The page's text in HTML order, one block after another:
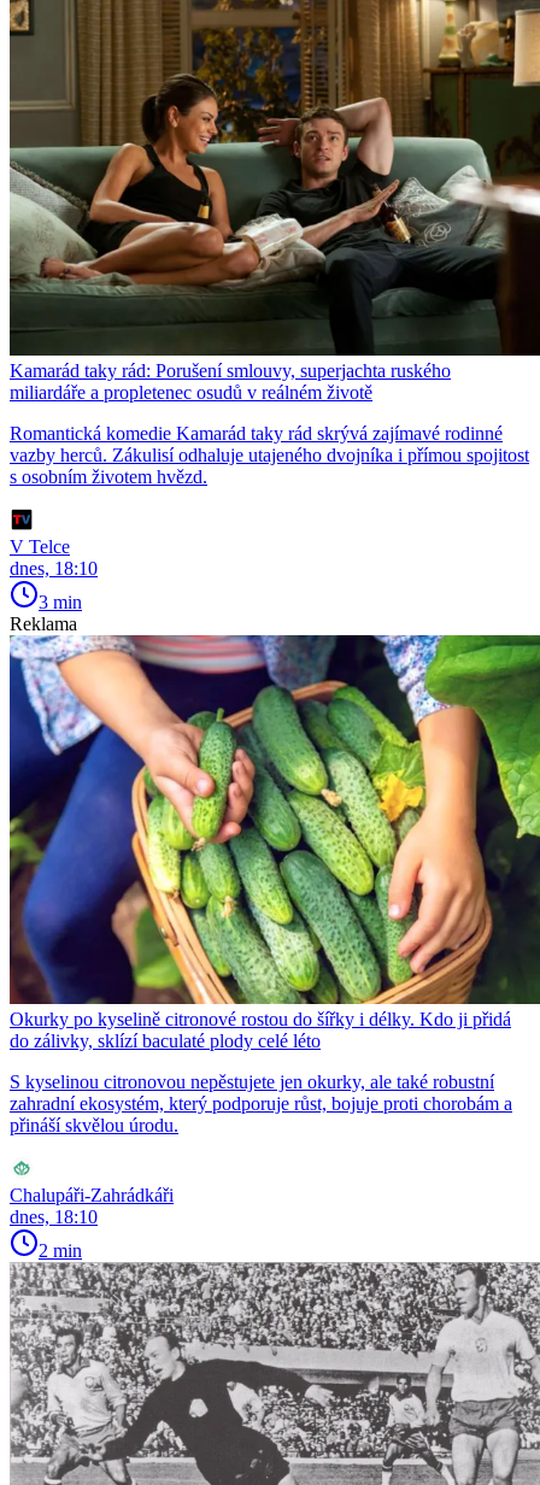
Kamarád taky rád: Porušení smlouvy, superjachta ruského
miliardáře a propletenec osudů v reálném životě
Romantická komedie Kamarád taky rád skrývá zajímavé rodinné
vazby herců. Zákulisí odhaluje utajeného dvojníka i přímou spojitost
s osobním životem hvězd.
V Telce
dnes, 18:10
3 min
Reklama
Okurky po kyselině citronové rostou do šířky i délky. Kdo ji přidá
do zálivky, sklízí baculaté plody celé léto
S kyselinou citronovou nepěstujete jen okurky, ale také robustní
zahradní ekosystém, který podporuje růst, bojuje proti chorobám a
přináší skvělou úrodu.
Chalupáři-Zahrádkáři
dnes, 18:10
2 min